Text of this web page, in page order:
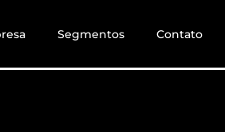
Segmentos Contato